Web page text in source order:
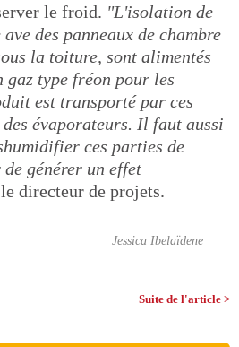
le froid. "L'isolation de
des panneaux de chambre
la toiture, sont alimentés
gaz type fréon pour les
est transporté par ces
évaporateurs. Il faut aussi
ces parties de
générer un effet
directeur de projets.
Jessica Ibelaïdene
Suite de l'article >